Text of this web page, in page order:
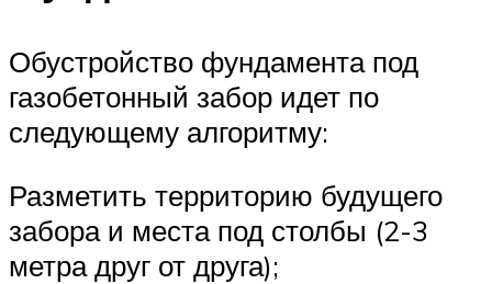
Обустройство фундамента под
газобетонный забор идет по
следующему алгоритму:
Разметить территорию будущего
забора и места под столбы (2-3
метра друг от друга);